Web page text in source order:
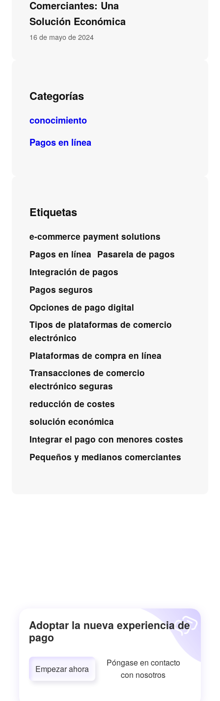
Comerciantes: Una
Solución Económica
16 de mayo de 2024
Categorías
conocimiento
Pagos en línea
Etiquetas
e-commerce payment solutions
Pagos en línea Pasarela de pagos
Integración de pagos
Pagos seguros
Opciones de pago digital
Tipos de plataformas de comercio
electrónico
Plataformas de compra en línea
Transacciones de comercio
electrónico seguras
reducción de costes
solución económica
Integrar el pago con menores costes
Pequeños y medianos comerciantes
Adoptar la nueva experiencia de
pago
Empezar ahora
Póngase en contacto
con nosotros